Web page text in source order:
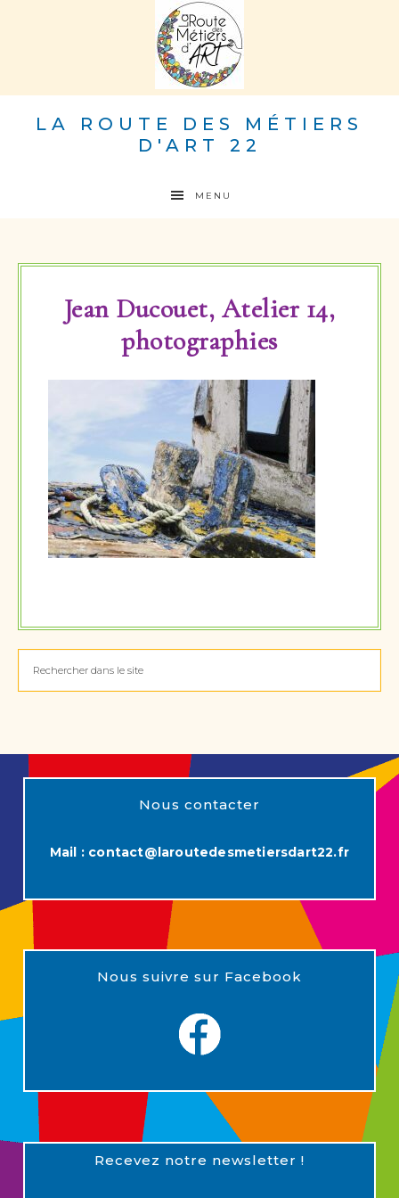
LA ROUTE DES MÉTIERS
D'ART 22
MENU
Jean Ducouet, Atelier 14,
photographies
Nous contacter
Mail : contact@laroutedesmetiersdart22.fr
Nous suivre sur Facebook
Recevez notre newsletter !